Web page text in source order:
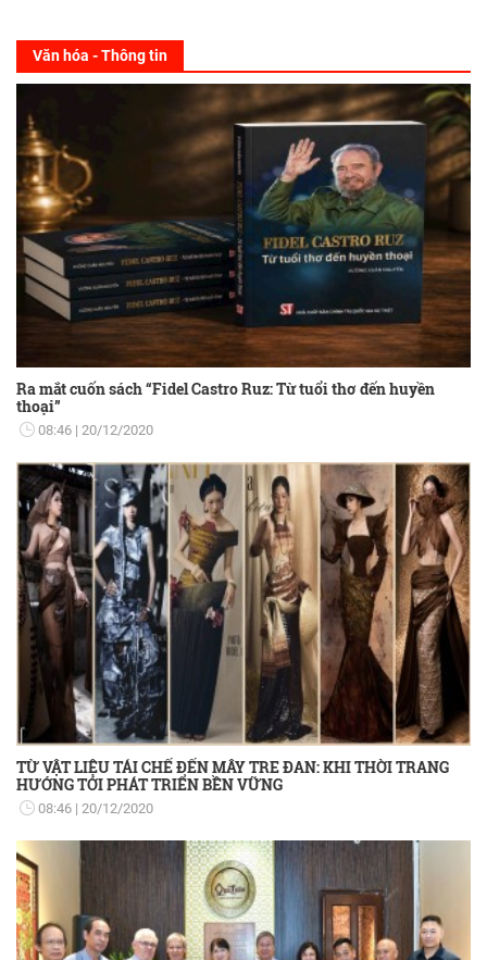
Văn hóa - Thông tin
Ra mắt cuốn sách “Fidel Castro Ruz: Từ tuổi thơ đến huyền
thoại”
08:46 20/12/2020
TỪ VẬT LIỆU TÁI CHẾ ĐẾN MÂY TRE ĐAN: KHI THỜI TRANG
HƯỚNG TỚI PHÁT TRIỂN BỀN VỮNG
08:46 20/12/2020